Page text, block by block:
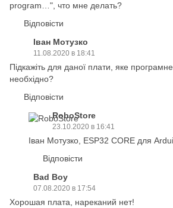
program…", что мне делать?
Відповісти
Іван Мотузко
11.08.2020 в 18:41
Підкажіть для даної плати, яке
необхідно?
Відповісти
RoboStore
23.10.2020 в 16:41
Іван Мотузко, ESP32 CORE для
Відповісти
Bad Boy
07.08.2020 в 17:54
Хорошая плата, нареканий нет!